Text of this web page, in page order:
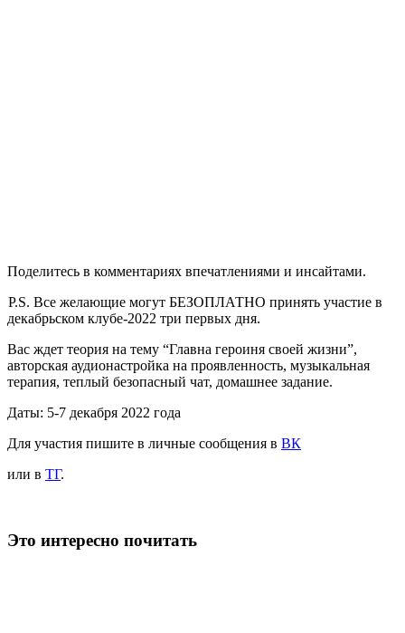
Поделитесь в комментариях впечатлениями и инсайтами.
P.S. Все желающие могут БЕЗОПЛАТНО принять участие в
декабрьском клубе-2022 три первых дня.
Вас ждет теория на тему “Главна героиня своей жизни”,
авторская аудионастройка на проявленность, музыкальная
терапия, теплый безопасный чат, домашнее задание.
Даты: 5-7 декабря 2022 года
Для участия пишите в личные сообщения в ВК
или в ТГ.
Это интересно почитать